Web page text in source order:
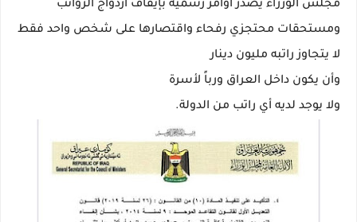
مجلس الوزراء يصدر أوامر رسمية بإيقاف ازدواج الرواتب
ومستحقات محتجزي رفحاء واقتصارها على شخص واحد فقط
لا يتجاوز راتبه مليون دينار
وأن يكون داخل العراق ورباً لأسرة
ولا يوجد لديه أي راتب من الدولة.